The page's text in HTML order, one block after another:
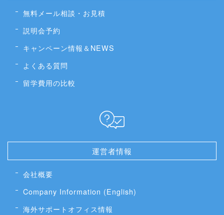
無料メール相談・お見積
説明会予約
キャンペーン情報＆NEWS
よくある質問
留学費用の比較
運営者情報
会社概要
Company Information (English)
海外サポートオフィス情報